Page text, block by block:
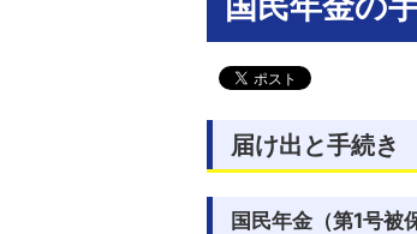
届け出と手続き
国民年金（第1号被